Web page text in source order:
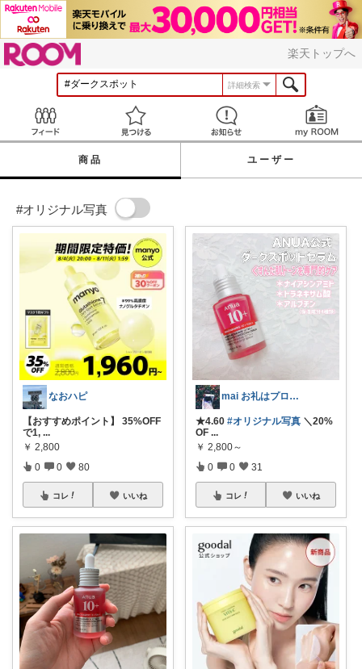
楽天トップへ
詳細検索
見つける お知らせ
商品 ユーザー
#オリジナル写真
なおハピ
【おすすめポイント】 35%OFF
で1, ...
￥ 2,800
0 0 80
コレ いいね
mai お礼はプロフに𓅯𖤣𖥧✳︎
★4.60 #オリジナル写真 ＼20%
OF ...
￥ 2,800～
0 0 31
コレ いいね